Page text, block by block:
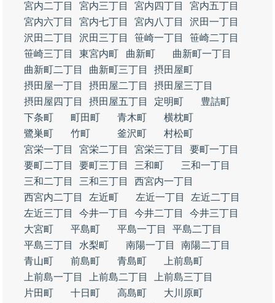
宮内二丁目
宮内三丁目 宮内四丁目
宮内五丁目
宮内六丁目
宮内七丁目 宮内八丁目
沢田一丁目
沢田二丁目
沢田三丁目 笹崎一丁目
笹崎二丁目
笹崎三丁目
東宮内町 曲新町
曲新町一丁目
曲新町二丁目
曲新町三丁目
摂田屋町
摂田屋一丁目
摂田屋二丁目
摂田屋三丁目
摂田屋四丁目
摂田屋五丁目 定明町
豊詰町
下条町
町田町 青木町
横枕町
鷺巣町
竹町 釜沢町
村松町
宮栄一丁目
宮栄二丁目 宮栄三丁目
要町一丁目
要町二丁目
要町三丁目 三和町
三和一丁目
三和二丁目
三和三丁目
西宮内一丁目
西宮内二丁目
左近町 左近一丁目
左近二丁目
左近三丁目
今井一丁目 今井二丁目
今井三丁目
大宮町
平島町 平島一丁目
平島二丁目
平島三丁目
水梨町 南陽一丁目
南陽二丁目
青山町
前島町 青島町
上前島町
上前島一丁目
上前島二丁目
上前島三丁目
片田町
十日町 高島町
大川原町